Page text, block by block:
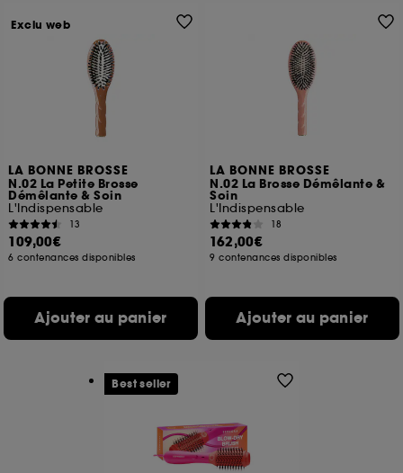
LA BONNE BROSSE
N.02 La Petite Brosse
Démêlante & Soin
L'Indispensable
13
109,00€
6 contenances disponibles
Ajouter au panier
Exclu web
LA BONNE BROSSE
N.02 La Brosse Démêlante &
Soin
L'Indispensable
18
162,00€
9 contenances disponibles
Ajouter au panier
Best seller